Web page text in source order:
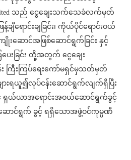
သည် ငွေချေးသက်သေခံလက်မှတ်
ျီရောင်းချခြင်း၊ ကိုယ်ပိုင်ရောင်းဝယ်
ျိုးဆောင်အဖြစ်ဆောင်ရွက်ခြင်း နှင့်
းခြင်း တို့အတွက် ငွေချေး
ြီးကြပ်ရေးကော်မရှင်မှသတ်မှတ်
ားရယူ၍လုပ်ငန်းဆောင်ရွက်လျက်ရှိပြီး
ရှယ်ယာအရောင်းအဝယ်ဆောင်ရွက်ခွင့်
ောင်ရွက် ခွင့် ရရှိသောအဖွဲ့ဝင်ကုမ္ပဏီ